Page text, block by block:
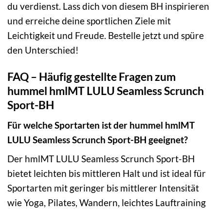
du verdienst. Lass dich von diesem BH inspirieren
und erreiche deine sportlichen Ziele mit
Leichtigkeit und Freude. Bestelle jetzt und spüre
den Unterschied!
FAQ – Häufig gestellte Fragen zum
hummel hmlMT LULU Seamless Scrunch
Sport-BH
Für welche Sportarten ist der hummel hmlMT
LULU Seamless Scrunch Sport-BH geeignet?
Der hmlMT LULU Seamless Scrunch Sport-BH
bietet leichten bis mittleren Halt und ist ideal für
Sportarten mit geringer bis mittlerer Intensität
wie Yoga, Pilates, Wandern, leichtes Lauftraining